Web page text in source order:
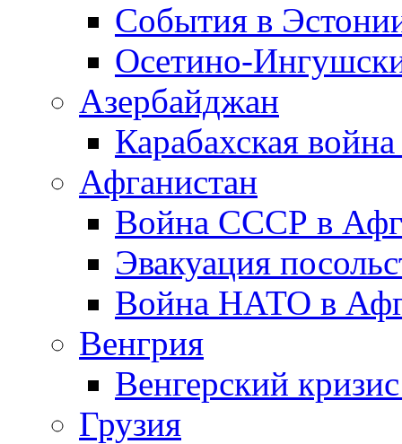
События в
Осетино-
Азербайджан
Карабахская
Афганистан
Война СССР в
Эвакуация
Война НАТО в
Венгрия
Венгерский
Грузия